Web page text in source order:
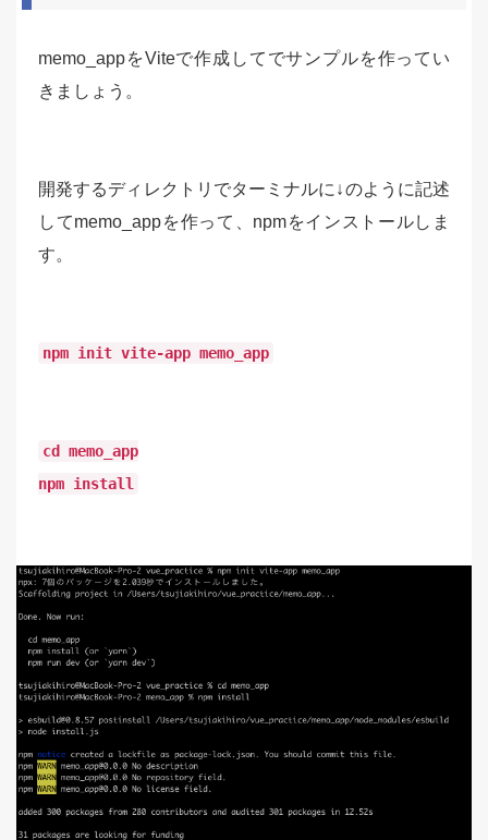
memo_appをViteで作成してでサンプルを作ってい
きましょう。
開発するディレクトリでターミナルに↓のように記述
してmemo_appを作って、npmをインストールしま
す。
npm init vite-app memo_app
cd memo_app
npm install